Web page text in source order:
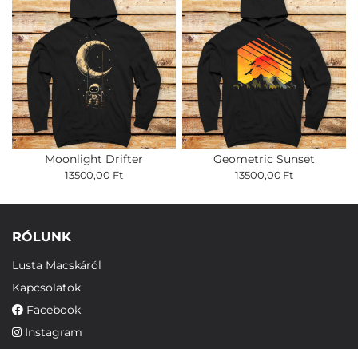
Moonlight Drifter
13500,00 Ft
Geometric Sunset
13500,00 Ft
RÓLUNK
Lusta Macskáról
Kapcsolatok
Facebook
Instagram